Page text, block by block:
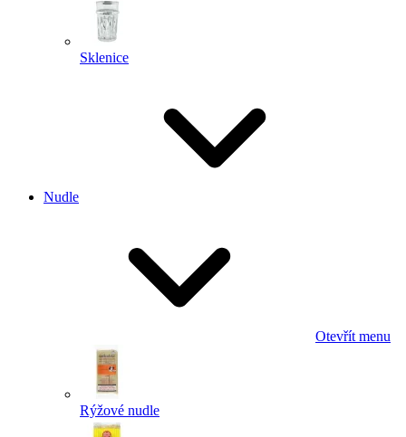
Sklenice
Nudle
Otevřít menu
Rýžové nudle